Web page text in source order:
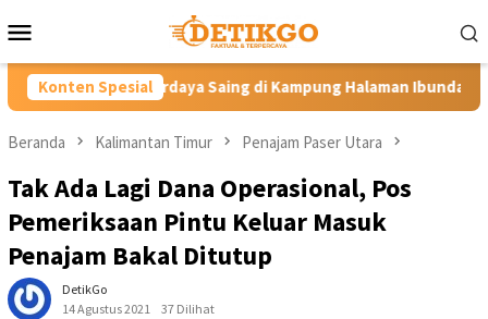
ke
Mobile
Konten Spesial
di Kampung Halaman Ibunda Presiden Labkesmas
Beranda Kalimantan Timur Penajam Paser Utara
Tak Ada Lagi Dana Operasional, Pos
Pemeriksaan Pintu Keluar Masuk
Penajam Bakal Ditutup
DetikGo
14 Agustus 2021
37 Dilihat